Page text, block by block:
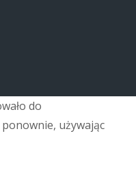
do
używając